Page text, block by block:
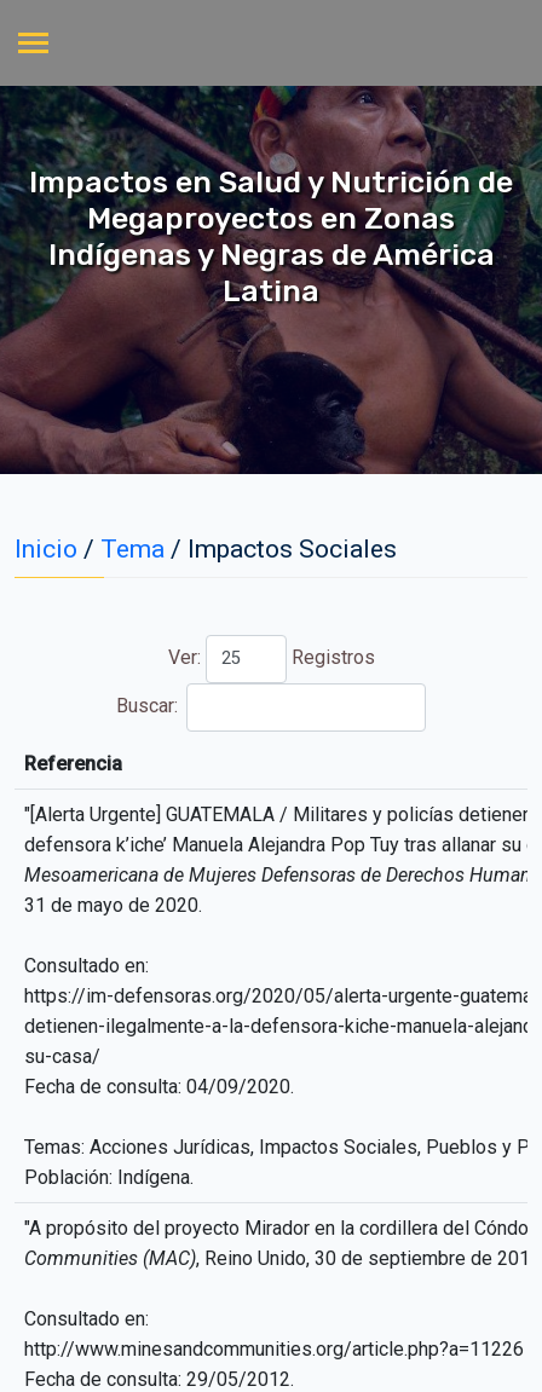
Impactos en Salud y Nutrición de
Megaproyectos en Zonas
Indígenas y Negras de América
Latina
Inicio / Tema / Impactos Sociales
Ver: Registros
Buscar:
Referencia
Referencia
"[Alerta Urgente] GUATEMALA / Militares y policías detienen
defensora k’iche’ Manuela Alejandra Pop Tuy tras allanar su
Mesoamericana de Mujeres Defensoras de Derechos
31 de mayo de 2020.
Consultado en:
https://im-defensoras.org/2020/05/alerta-urgente-
detienen-ilegalmente-a-la-defensora-kiche-manuela-
su-casa/
Fecha de consulta: 04/09/2020.
Temas: Acciones Jurídicas, Impactos Sociales, Pueblos y
Población: Indígena.
"A propósito del proyecto Mirador en la cordillera del
Communities (MAC), Reino Unido, 30 de septiembre de
Consultado en:
http://www.minesandcommunities.org/article.php?a=11226
Fecha de consulta: 29/05/2012.